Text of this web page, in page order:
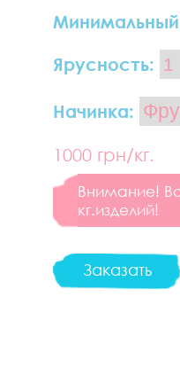
Минимальный
Ярусность:
Начинка:
1000 грн/кг.
Внимание!
кг.изделий!
Заказать